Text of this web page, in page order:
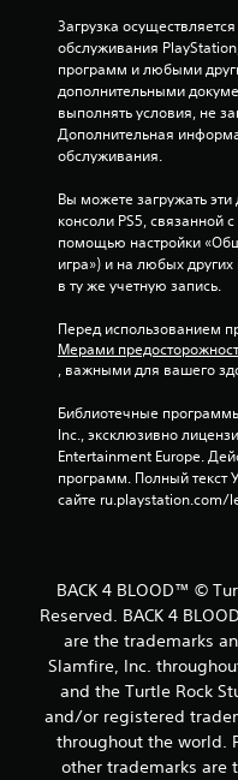
Загрузка
обслуживания
программ и любыми
дополнительными
выполнять условия, не
Дополнительная
обслуживания.
Вы можете загружать
консоли PS5, связанной
помощью настройки
игра») и на любых
в ту же учетную запись.
Перед использованием
Мерами
, важными для вашего
Библиотечные
Inc., эксклюзивно
Entertainment Europe.
программ. Полный текст
сайте ru.playstation.com/
BACK 4 BLOOD™ ©
Reserved. BACK 4
are the trademarks
Slamfire, Inc.
and the Turtle Rock
and/or registered
throughout the world.
other trademarks are